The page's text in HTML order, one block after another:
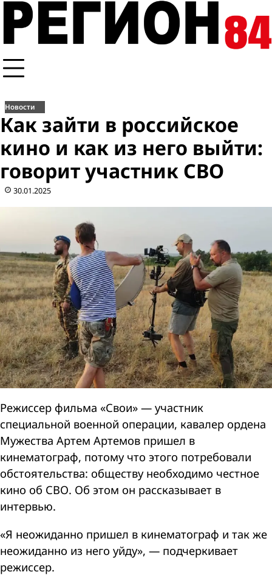
Перейти
содержимому
Новости
Как зайти в российское
кино и как из него выйти:
говорит участник СВО
30.01.2025
Режиссер фильма «Свои» — участник
специальной военной операции, кавалер ордена
Мужества Артем Артемов пришел в
кинематограф, потому что этого потребовали
обстоятельства: обществу необходимо честное
кино об СВО. Об этом он рассказывает в
интервью.
«Я неожиданно пришел в кинематограф и так же
неожиданно из него уйду», — подчеркивает
режиссер.